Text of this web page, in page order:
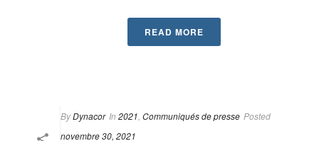
READ MORE
ByDynacor In 2021 Communiqués de presse Posted
novembre 30, 2021